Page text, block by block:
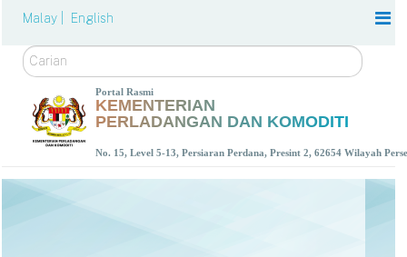
Malay | English
Carian
Portal Rasmi
KEMENTERIAN
PERLADANGAN DAN KOMODITI
No. 15, Level 5-13, Persiaran Perdana, Presint 2, 62654 Wilayah